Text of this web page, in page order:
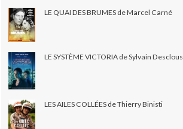
LE QUAI DES BRUMES de Marcel Carné
LE SYSTÈME VICTORIA de Sylvain Desclous
LES AILES COLLÉES de Thierry Binisti